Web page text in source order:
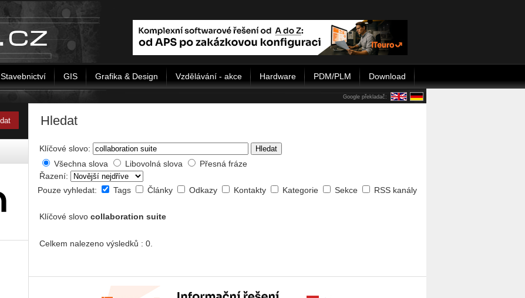
Stavebnictví GIS Grafika & Design Vzdělávání - akce Hardware PDM/PLM Download
Google překladač:
Hledat
Klíčové slovo: Hledat
Všechna slova Libovolná slova
Přesná fráze
Řazení:
Pouze vyhledat:
Tags Články Odkazy Kontakty Kategorie Sekce RSS kanály
Klíčové slovo collaboration suite
Celkem nalezeno výsledků : 0.